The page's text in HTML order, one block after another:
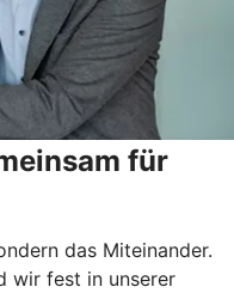
für
das Miteinander.
wir fest in unserer